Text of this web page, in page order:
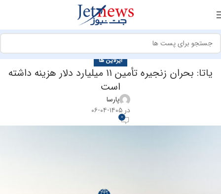
ایرلاین ها
یاتا: بحران زنجیره تأمین ۱۱ میلیارد دلار هزینه داشته
است
پارسا
در ۱۴۰۵-۰۴-۰۶
0